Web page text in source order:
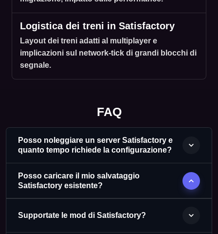
Logistica dei treni in Satisfactory
Layout dei treni adatti al multiplayer e
implicazioni sul network-tick di grandi blocchi di
segnale.
FAQ
Posso noleggiare un server Satisfactory e
quanto tempo richiede la configurazione?
Posso caricare il mio salvataggio
Satisfactory esistente?
Supportate le mod di Satisfactory?